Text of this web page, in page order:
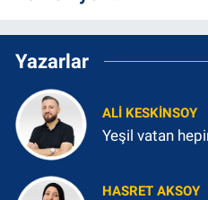
Yazarlar
ALI KESKINSOY
Yeşil vatan
HASRET AKSOY